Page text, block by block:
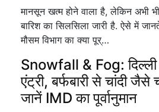
मानसून खत्म होने वाला है, लेकिन अभी
बारिश का सिलसिला जारी है. ऐसे में
मौसम विभाग का क्या पूर्…
Snowfall & Fog: दिल्ली
एंट्री, बर्फबारी से चांदी
जानें IMD का पूर्वानुमान